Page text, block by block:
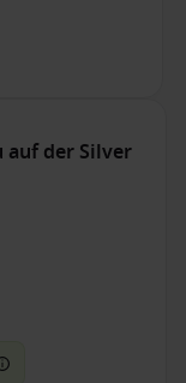
auf der Silver